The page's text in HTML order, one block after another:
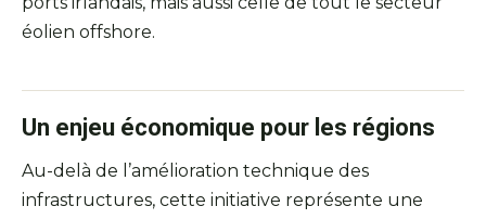
éolien offshore.
Un enjeu économique pour les régions
Au-delà de l’amélioration technique des
infrastructures, cette initiative représente une